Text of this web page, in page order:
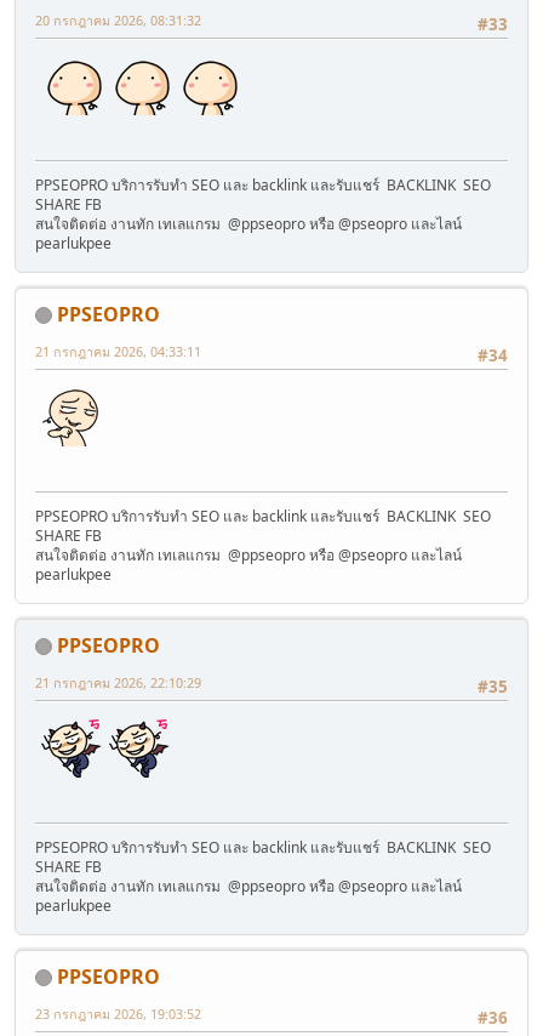
#33
20 กรกฎาคม 2026, 08:31:32
PPSEOPRO บริการรับทำ SEO และ backlink และรับแชร์ BACKLINK SEO
SHARE FB
สนใจติดต่อ งานทัก เทเลแกรม @ppseopro หรือ @pseopro และไลน์
pearlukpee
PPSEOPRO
#34
21 กรกฎาคม 2026, 04:33:11
PPSEOPRO บริการรับทำ SEO และ backlink และรับแชร์ BACKLINK SEO
SHARE FB
สนใจติดต่อ งานทัก เทเลแกรม @ppseopro หรือ @pseopro และไลน์
pearlukpee
PPSEOPRO
#35
21 กรกฎาคม 2026, 22:10:29
PPSEOPRO บริการรับทำ SEO และ backlink และรับแชร์ BACKLINK SEO
SHARE FB
สนใจติดต่อ งานทัก เทเลแกรม @ppseopro หรือ @pseopro และไลน์
pearlukpee
PPSEOPRO
#36
23 กรกฎาคม 2026, 19:03:52